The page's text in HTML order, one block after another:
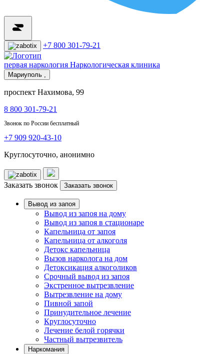
+7 800 301-79-21
первая наркология Наркологическая клиника
Мариуполь ,
проспект Нахимова, 99
8 800 301-79-21
Звонок по России бесплатный
+7 909 920-43-10
Круглосуточно, анонимно
Заказать звонок Заказать звонок
Вывод из запоя
Вывод из запоя на дому
Вывод из запоя в стационаре
Капельница от запоя
Капельница от алкоголя
Детокс капельница
Вызов нарколога на дом
Детоксикация алкоголиков
Срочный вывод из запоя
Экстренное вытрезвление
Вытрезвление на дому
Пивной запой
Принудительное лечение
Круглосуточно
Лечение белой горячки
Частный вытрезвитель
Наркомания